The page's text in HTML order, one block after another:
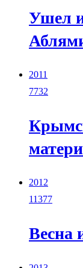
Ушел
2011
7732
2012
11377
Весна